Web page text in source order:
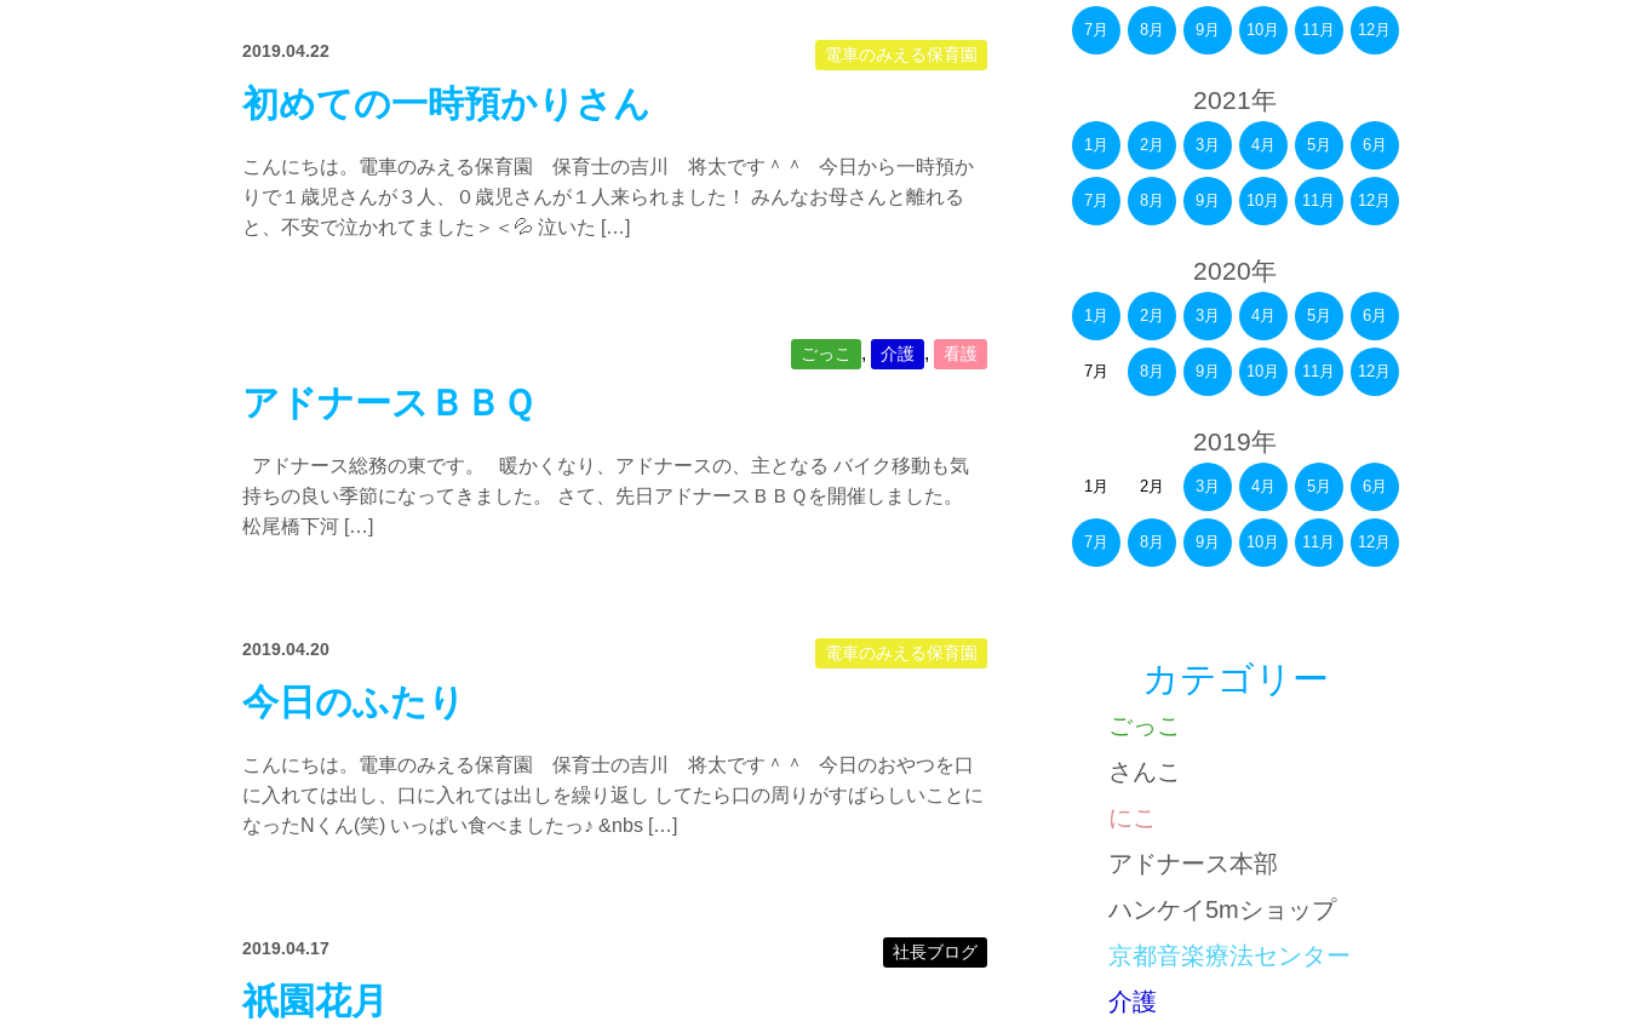
2019.04.22 電車のみえる保育園
初めての一時預かりさん
こんにちは。電車のみえる保育園 保育士の吉川 将太です＾＾ 今日から一時預か
りで１歳児さんが３人、０歳児さんが１人来られました！ みんなお母さんと離れる
と、不安で泣かれてました＞＜💦 泣いた […]
ごっこ , 介護 , 看護
アドナースＢＢＱ
アドナース総務の東です。 暖かくなり、アドナースの、主となる バイク移動も気
持ちの良い季節になってきました。 さて、先日アドナースＢＢＱを開催しました。
松尾橋下河 […]
2019.04.20 電車のみえる保育園
今日のふたり
こんにちは。電車のみえる保育園 保育士の吉川 将太です＾＾ 今日のおやつを口
に入れては出し、口に入れては出しを繰り返し してたら口の周りがすばらしいことに
なったNくん(笑) いっぱい食べましたっ♪ &nbs […]
2019.04.17 社長ブログ
祇園花月
7月 8月 9月 10月 11月 12月
2021年
1月 2月 3月 4月 5月 6月
7月 8月 9月 10月 11月 12月
2020年
1月 2月 3月 4月 5月 6月
7月 8月 9月 10月 11月 12月
2019年
1月 2月 3月 4月 5月 6月
7月 8月 9月 10月 11月 12月
カテゴリー
ごっこ
さんこ
にこ
アドナース本部
ハンケイ5mショップ
京都音楽療法センター
介護